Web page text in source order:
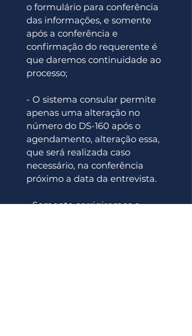
o formulário para conferência
das informações, e somente
após a conferência e
confirmação do requerente é
que daremos continuidade ao
processo;
- O sistema consular permite
apenas uma alteração no
número do DS-160 após o
agendamento, alteração essa,
que será realizada caso
necessário, na conferência
próximo a data da entrevista.
- Somente corrigiremos o